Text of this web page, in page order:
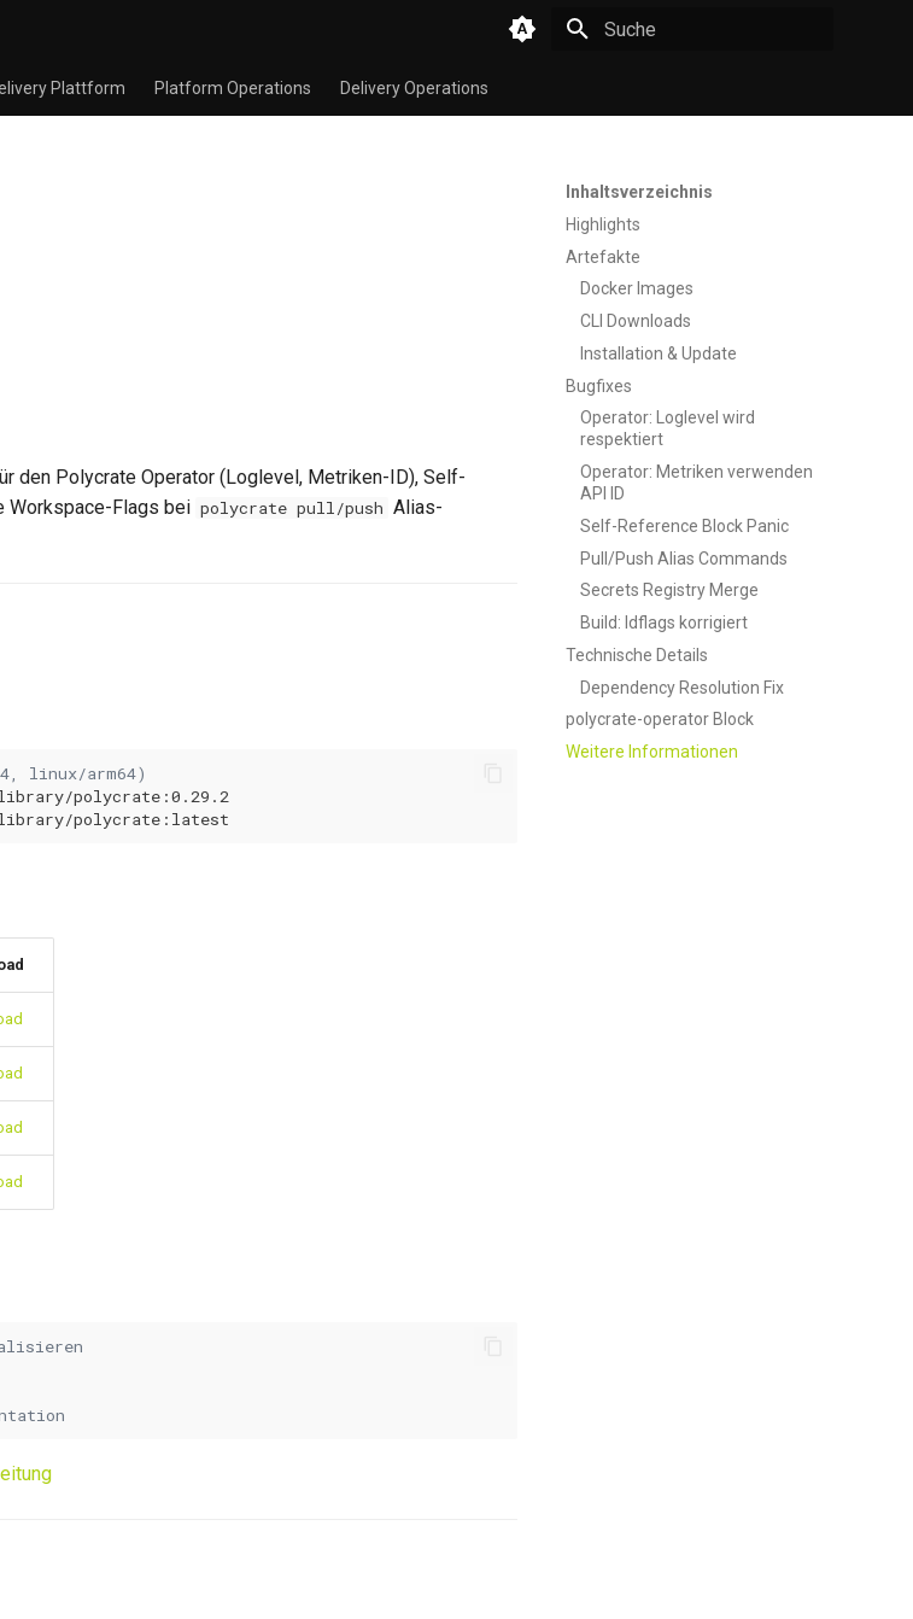
Plattform Platform Operations Delivery Operations
Inhaltsverzeichnis
Highlights
Artefakte
Docker Images
CLI Downloads
Installation & Update
Bugfixes
Operator: Loglevel wird
respektiert
Operator: Metriken verwenden
API ID
Self-Reference Block Panic
Pull/Push Alias Commands
Secrets Registry Merge
Build: ldflags korrigiert
Technische Details
Dependency Resolution Fix
polycrate-operator Block
Weitere Informationen
den Polycrate Operator (Loglevel, Metriken-ID), Self-
Workspace-Flags bei polycrate pull/push Alias-
linux/arm64)